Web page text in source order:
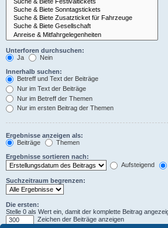
Unterforen durchsuchen:
Ja
Nein
Innerhalb suchen:
Betreff und Text der Beiträge
Nur im Text der Beiträge
Nur im Betreff der Themen
Nur im ersten Beitrag der Themen
Ergebnisse anzeigen als:
Beiträge
Themen
Ergebnisse sortieren nach:
Aufsteigend
Suchzeitraum begrenzen:
Die ersten:
Stelle 0 als Wert ein, damit der komplette Beitrag
Zeichen der Beiträge anzeigen